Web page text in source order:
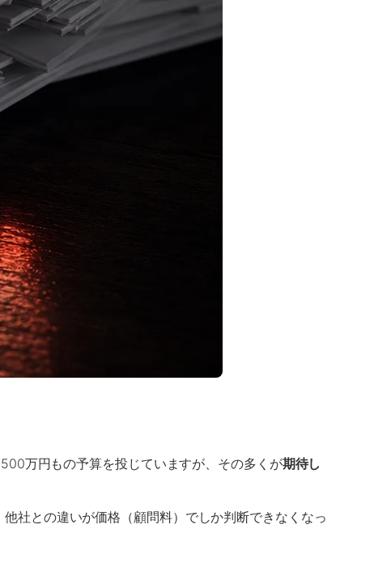
万円もの予算を投じていますが、その多くが期待し
社との違いが価格（顧問料）でしか判断できなくなっ